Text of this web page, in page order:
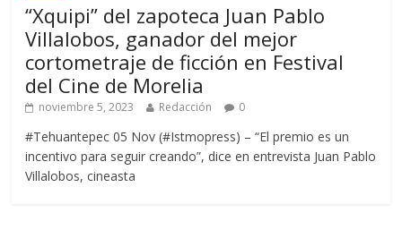
“Xquipi” del zapoteca Juan Pablo
Villalobos, ganador del mejor
cortometraje de ficción en Festival
del Cine de Morelia
noviembre 5, 2023 Redacción 0
#Tehuantepec 05 Nov (#Istmopress) – “El premio es un
incentivo para seguir creando”, dice en entrevista Juan Pablo
Villalobos, cineasta